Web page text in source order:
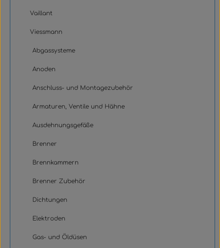
Vaillant
Viessmann
Abgassysteme
Anoden
Anschluss- und Montagezubehör
Armaturen, Ventile und Hähne
Ausdehnungsgefäße
Brenner
Brennkammern
Brenner Zubehör
Dichtungen
Elektroden
Gas- und Öldüsen